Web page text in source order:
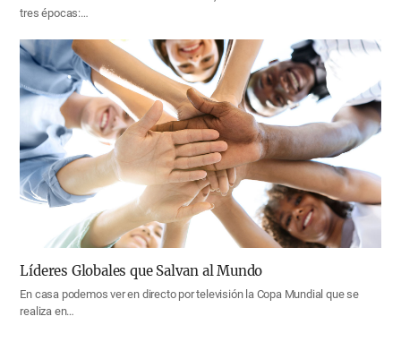
tres épocas:…
Líderes Globales que Salvan al Mundo
En casa podemos ver en directo por televisión la Copa Mundial que se
realiza en…